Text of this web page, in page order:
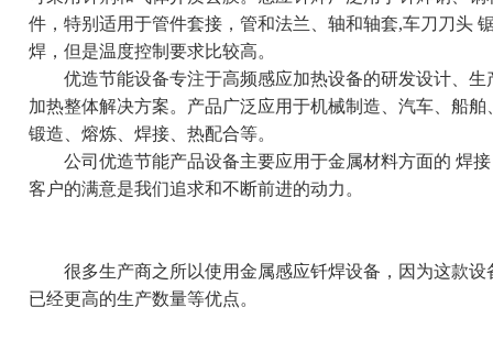
件，特别适用于管件套接，管和法兰、轴和轴套,车刀刀头
焊，但是温度控制要求比较高。
优造节能设备专注于高频感应加热设备的研发设计、生
加热整体解决方案。产品广泛应用于机械制造、汽车、船
锻造、熔炼、焊接、热配合等。
公司优造节能产品设备主要应用于金属材料方面的 焊接
客户的满意是我们追求和不断前进的动力。
很多生产商之所以使用金属感应钎焊设备，因为这款设
已经更高的生产数量等优点。